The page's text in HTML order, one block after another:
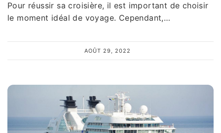
Pour réussir sa croisière, il est important de choisir
le moment idéal de voyage. Cependant,…
AOÛT 29, 2022